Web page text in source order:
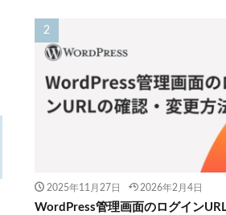
2025年11月27日 2026年2月4日
WordPress管理画面のログイン